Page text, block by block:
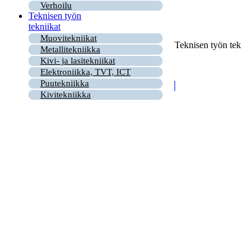
Verhoilu
Teknisen työn
tekniikat
Muovitekniikat
Metallitekniikka
Kivi- ja lasitekniikat
Elektroniikka, TVT, ICT
Puutekniikka
Kivitekniikka
Teknisen työn